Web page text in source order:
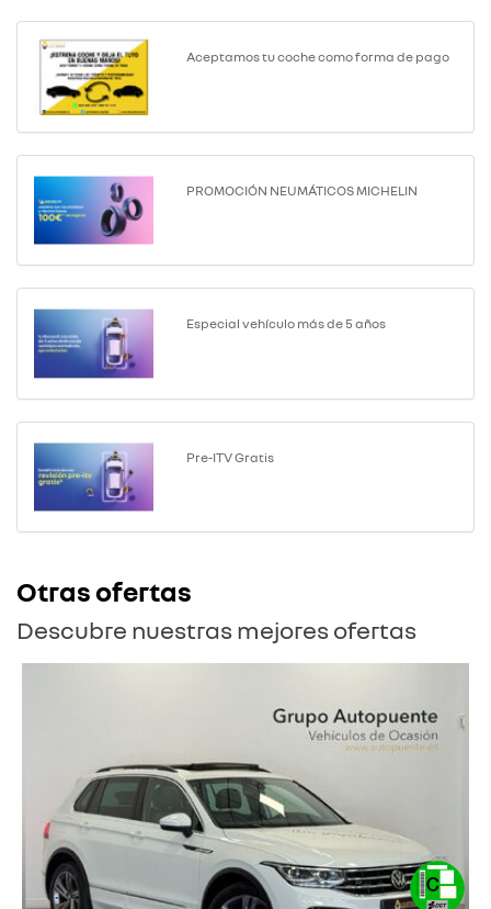
Aceptamos tu coche como forma de pago
PROMOCIÓN NEUMÁTICOS MICHELIN
Especial vehículo más de 5 años
Pre-ITV Gratis
Otras ofertas
Descubre nuestras mejores ofertas